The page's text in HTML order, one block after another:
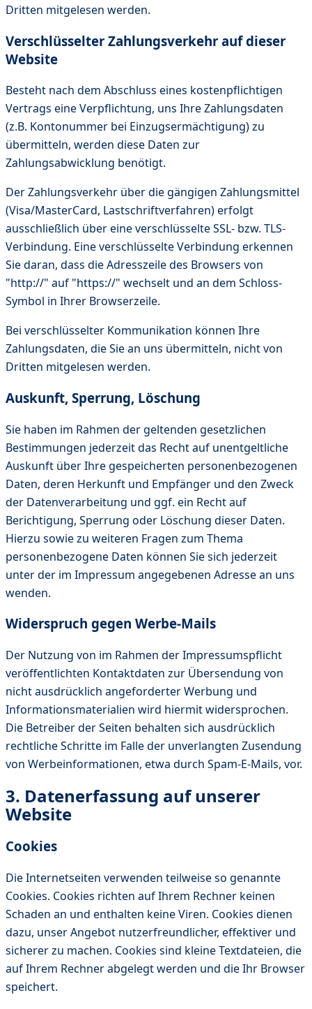
Dritten mitgelesen werden.
Verschlüsselter Zahlungsverkehr auf dieser
Website
Besteht nach dem Abschluss eines kostenpflichtigen
Vertrags eine Verpflichtung, uns Ihre Zahlungsdaten
(z.B. Kontonummer bei Einzugsermächtigung) zu
übermitteln, werden diese Daten zur
Zahlungsabwicklung benötigt.
Der Zahlungsverkehr über die gängigen Zahlungsmittel
(Visa/MasterCard, Lastschriftverfahren) erfolgt
ausschließlich über eine verschlüsselte SSL- bzw. TLS-
Verbindung. Eine verschlüsselte Verbindung erkennen
Sie daran, dass die Adresszeile des Browsers von
"http://" auf "https://" wechselt und an dem Schloss-
Symbol in Ihrer Browserzeile.
Bei verschlüsselter Kommunikation können Ihre
Zahlungsdaten, die Sie an uns übermitteln, nicht von
Dritten mitgelesen werden.
Auskunft, Sperrung, Löschung
Sie haben im Rahmen der geltenden gesetzlichen
Bestimmungen jederzeit das Recht auf unentgeltliche
Auskunft über Ihre gespeicherten personenbezogenen
Daten, deren Herkunft und Empfänger und den Zweck
der Datenverarbeitung und ggf. ein Recht auf
Berichtigung, Sperrung oder Löschung dieser Daten.
Hierzu sowie zu weiteren Fragen zum Thema
personenbezogene Daten können Sie sich jederzeit
unter der im Impressum angegebenen Adresse an uns
wenden.
Widerspruch gegen Werbe-Mails
Der Nutzung von im Rahmen der Impressumspflicht
veröffentlichten Kontaktdaten zur Übersendung von
nicht ausdrücklich angeforderter Werbung und
Informationsmaterialien wird hiermit widersprochen.
Die Betreiber der Seiten behalten sich ausdrücklich
rechtliche Schritte im Falle der unverlangten Zusendung
von Werbeinformationen, etwa durch Spam-E-Mails, vor.
3. Datenerfassung auf unserer
Website
Cookies
Die Internetseiten verwenden teilweise so genannte
Cookies. Cookies richten auf Ihrem Rechner keinen
Schaden an und enthalten keine Viren. Cookies dienen
dazu, unser Angebot nutzerfreundlicher, effektiver und
sicherer zu machen. Cookies sind kleine Textdateien, die
auf Ihrem Rechner abgelegt werden und die Ihr Browser
speichert.